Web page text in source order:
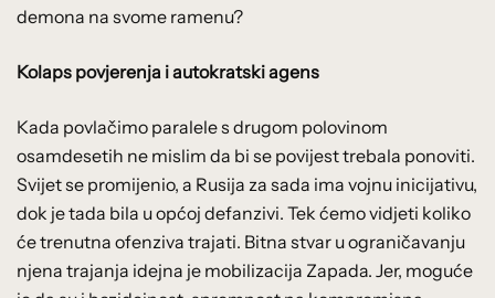
demona na svome ramenu?
Kolaps povjerenja i autokratski agens
Kada povlačimo paralele s drugom polovinom
osamdesetih ne mislim da bi se povijest trebala ponoviti.
Svijet se promijenio, a Rusija za sada ima vojnu inicijativu,
dok je tada bila u općoj defanzivi. Tek ćemo vidjeti koliko
će trenutna ofenziva trajati. Bitna stvar u ograničavanju
njena trajanja idejna je mobilizacija Zapada. Jer, moguće